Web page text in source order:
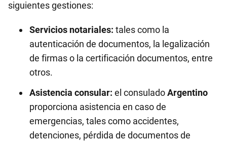
siguientes gestiones:
Servicios notariales: tales como la
autenticación de documentos, la legalización
de firmas o la certificación documentos, entre
otros.
Asistencia consular: el consuladoArgentino
proporciona asistencia en caso de
emergencias, tales como accidentes,
detenciones, pérdida de documentos de